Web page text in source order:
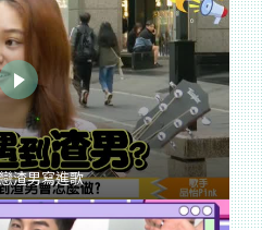
渣男寫進歌